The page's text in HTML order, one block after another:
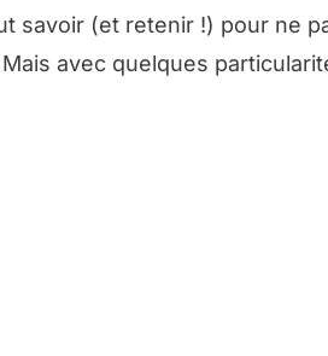
savoir (et retenir !) pour ne
avec quelques